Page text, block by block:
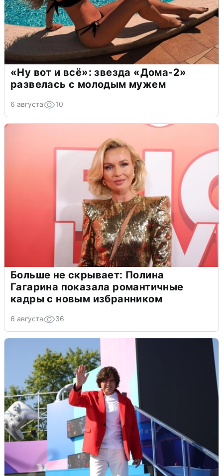
«Ну вот и всё»: звезда «Дома-2»
развелась с молодым мужем
6 августа 10
Больше не скрывает: Полина
Гагарина показала романтичные
кадры с новым избранником
6 августа 36